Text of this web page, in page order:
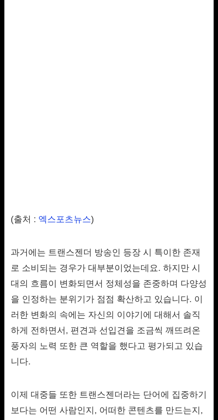
(출처 : 엑스포츠뉴스)
과거에는 트랜스젠더 방송인 등장 시 특이한 존재
로 소비되는 경우가 대부분이었는데요. 하지만 시
대의 흐름이 변화되면서 정체성을 존중하며 다양성
을 인정하는 분위기가 점점 확산하고 있습니다. 이
러한 변화의 속에는 자신의 이야기에 대해서 솔직
하게 전하면서, 편견과 선입견을 조금씩 깨뜨려온
풍자의 노력 또한 큰 역할을 했다고 평가되고 있습
니다.
이제 대중들 또한 트랜스젠더라는 단어에 집중하기
보다는 어떤 사람인지, 어떠한 콘텐츠를 만드는지,